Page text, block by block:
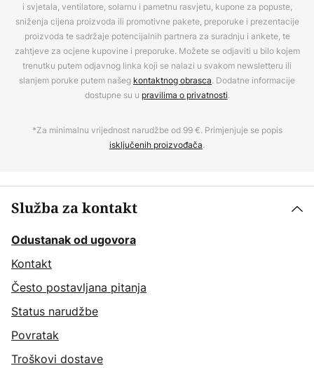
i svjetala, ventilatore, solarnu i pametnu rasvjetu, kupone za popuste,
sniženja cijena proizvoda ili promotivne pakete, preporuke i prezentacije
proizvoda te sadržaje potencijalnih partnera za suradnju i ankete, te
zahtjeve za ocjene kupovine i preporuke. Možete se odjaviti u bilo kojem
trenutku putem odjavnog linka koji se nalazi u svakom newsletteru ili
slanjem poruke putem našeg kontaktnog obrasca. Dodatne informacije
dostupne su u pravilima o privatnosti.
*Za minimalnu vrijednost narudžbe od 99 €. Primjenjuje se popis
isključenih proizvođača.
Služba za kontakt
Odustanak od ugovora
Kontakt
Često postavljana pitanja
Status narudžbe
Povratak
Troškovi dostave